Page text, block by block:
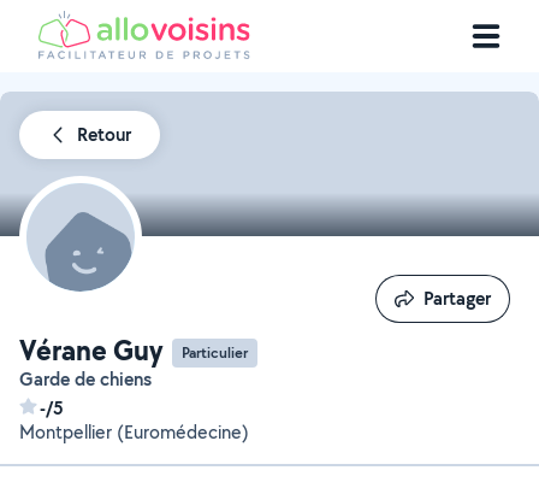
Retour
Vérane Guy Particulier
Garde de chiens
-/5
Montpellier (Euromédecine)
Partager
Partager